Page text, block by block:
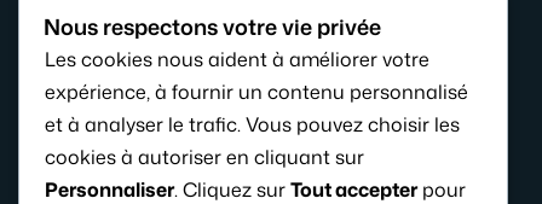
Pourquoi bébé pousse des cris stridents 8 mois ?
Les femmes qui ont fait l’Histoire : portraits et
combats oubliés
Purée de courgette bébé : recette simple et âge
conseillé
Nous respectons votre vie privée
Les cookies nous aident à améliorer votre
expérience, à fournir un contenu personnalisé
et à analyser le trafic. Vous pouvez choisir les
cookies à autoriser en cliquant sur
Personnaliser. Cliquez surTout accepterpour